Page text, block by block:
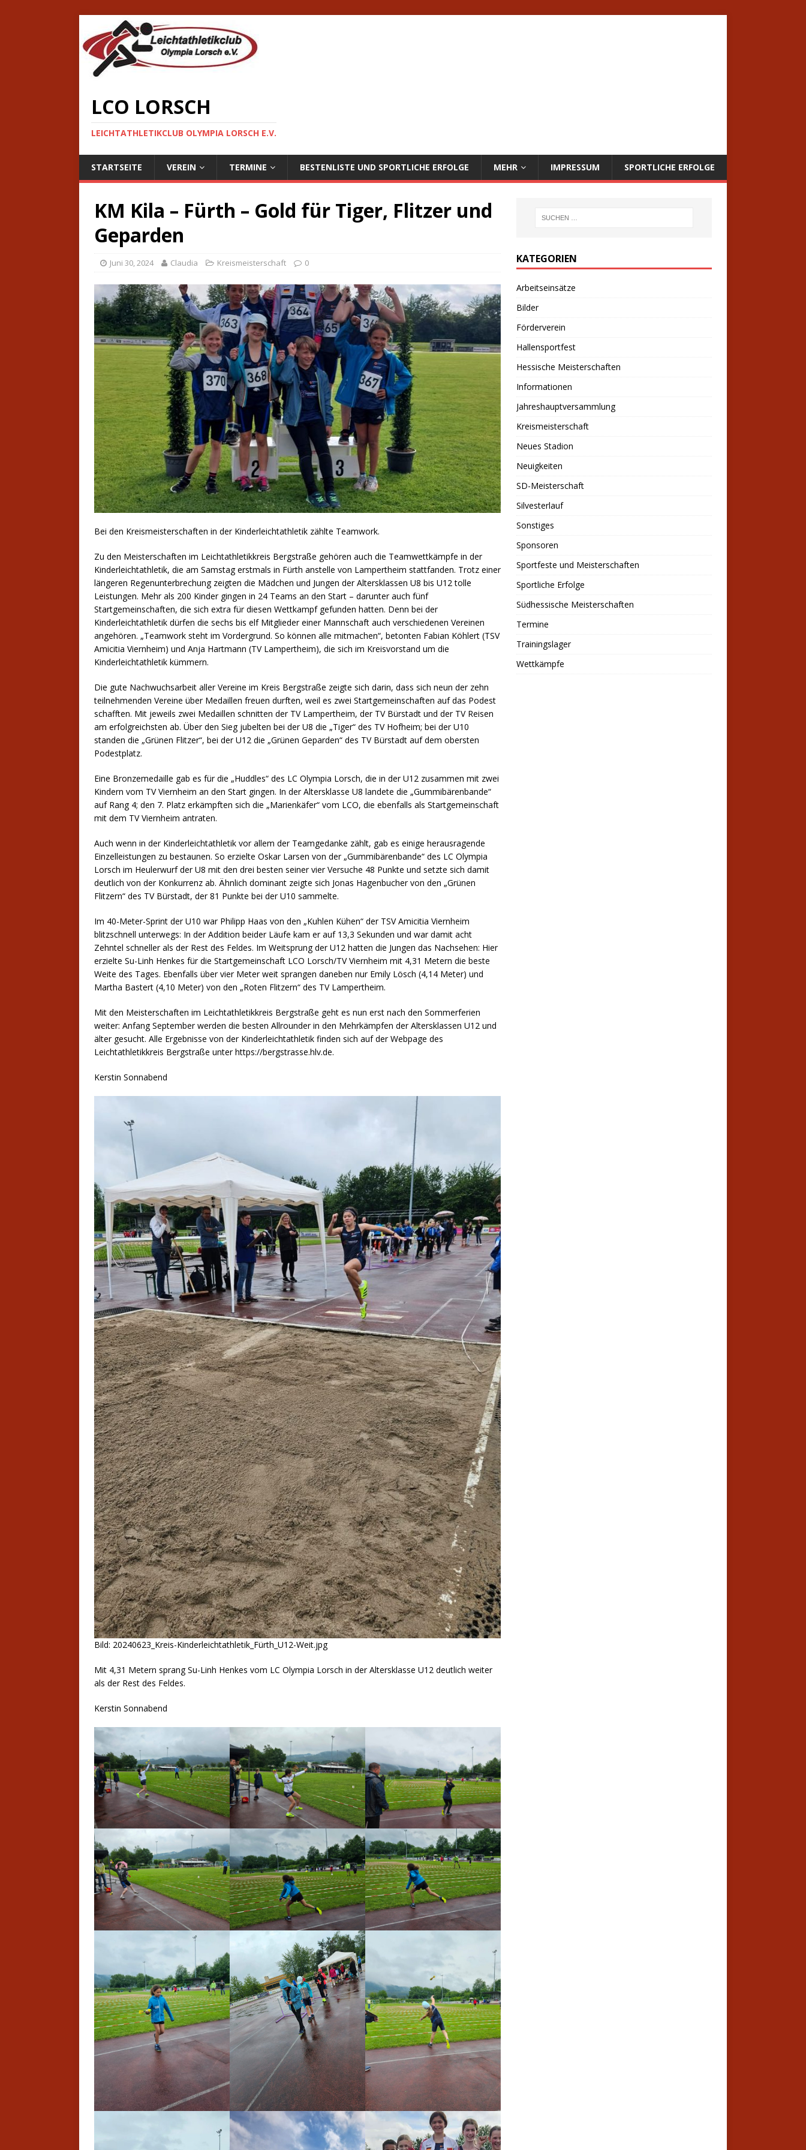
LCO LORSCH
LEICHTATHLETIKCLUB OLYMPIA LORSCH E.V.
STARTSEITE VEREIN TERMINE BESTENLISTE UND SPORTLICHE ERFOLGE MEHR IMPRESSUM SPORTLICHE ERFOLGE
KM Kila – Fürth – Gold für Tiger, Flitzer und
Geparden
Juni 30, 2024 Claudia Kreismeisterschaft 0
Bei den Kreismeisterschaften in der Kinderleichtathletik zählte Teamwork.
Zu den Meisterschaften im Leichtathletikkreis Bergstraße gehören auch die Teamwettkämpfe in der
Kinderleichtathletik, die am Samstag erstmals in Fürth anstelle von Lampertheim stattfanden. Trotz einer
längeren Regenunterbrechung zeigten die Mädchen und Jungen der Altersklassen U8 bis U12 tolle
Leistungen. Mehr als 200 Kinder gingen in 24 Teams an den Start – darunter auch fünf
Startgemeinschaften, die sich extra für diesen Wettkampf gefunden hatten. Denn bei der
Kinderleichtathletik dürfen die sechs bis elf Mitglieder einer Mannschaft auch verschiedenen Vereinen
angehören. „Teamwork steht im Vordergrund. So können alle mitmachen“, betonten Fabian Köhlert (TSV
Amicitia Viernheim) und Anja Hartmann (TV Lampertheim), die sich im Kreisvorstand um die
Kinderleichtathletik kümmern.
Die gute Nachwuchsarbeit aller Vereine im Kreis Bergstraße zeigte sich darin, dass sich neun der zehn
teilnehmenden Vereine über Medaillen freuen durften, weil es zwei Startgemeinschaften auf das Podest
schafften. Mit jeweils zwei Medaillen schnitten der TV Lampertheim, der TV Bürstadt und der TV Reisen
am erfolgreichsten ab. Über den Sieg jubelten bei der U8 die „Tiger“ des TV Hofheim; bei der U10
standen die „Grünen Flitzer“, bei der U12 die „Grünen Geparden“ des TV Bürstadt auf dem obersten
Podestplatz.
Eine Bronzemedaille gab es für die „Huddles“ des LC Olympia Lorsch, die in der U12 zusammen mit zwei
Kindern vom TV Viernheim an den Start gingen. In der Altersklasse U8 landete die „Gummibärenbande“
auf Rang 4; den 7. Platz erkämpften sich die „Marienkäfer“ vom LCO, die ebenfalls als Startgemeinschaft
mit dem TV Viernheim antraten.
Auch wenn in der Kinderleichtathletik vor allem der Teamgedanke zählt, gab es einige herausragende
Einzelleistungen zu bestaunen. So erzielte Oskar Larsen von der „Gummibärenbande“ des LC Olympia
Lorsch im Heulerwurf der U8 mit den drei besten seiner vier Versuche 48 Punkte und setzte sich damit
deutlich von der Konkurrenz ab. Ähnlich dominant zeigte sich Jonas Hagenbucher von den „Grünen
Flitzern“ des TV Bürstadt, der 81 Punkte bei der U10 sammelte.
Im 40-Meter-Sprint der U10 war Philipp Haas von den „Kuhlen Kühen“ der TSV Amicitia Viernheim
blitzschnell unterwegs: In der Addition beider Läufe kam er auf 13,3 Sekunden und war damit acht
Zehntel schneller als der Rest des Feldes. Im Weitsprung der U12 hatten die Jungen das Nachsehen: Hier
erzielte Su-Linh Henkes für die Startgemeinschaft LCO Lorsch/TV Viernheim mit 4,31 Metern die beste
Weite des Tages. Ebenfalls über vier Meter weit sprangen daneben nur Emily Lösch (4,14 Meter) und
Martha Bastert (4,10 Meter) von den „Roten Flitzern“ des TV Lampertheim.
Mit den Meisterschaften im Leichtathletikkreis Bergstraße geht es nun erst nach den Sommerferien
weiter: Anfang September werden die besten Allrounder in den Mehrkämpfen der Altersklassen U12 und
älter gesucht. Alle Ergebnisse von der Kinderleichtathletik finden sich auf der Webpage des
Leichtathletikkreis Bergstraße unter https://bergstrasse.hlv.de.
Kerstin Sonnabend
Bild: 20240623_Kreis-Kinderleichtathletik_Fürth_U12-Weit.jpg
Mit 4,31 Metern sprang Su-Linh Henkes vom LC Olympia Lorsch in der Altersklasse U12 deutlich weiter
als der Rest des Feldes.
Kerstin Sonnabend
KATEGORIEN
Arbeitseinsätze
Bilder
Förderverein
Hallensportfest
Hessische Meisterschaften
Informationen
Jahreshauptversammlung
Kreismeisterschaft
Neues Stadion
Neuigkeiten
SD-Meisterschaft
Silvesterlauf
Sonstiges
Sponsoren
Sportfeste und Meisterschaften
Sportliche Erfolge
Südhessische Meisterschaften
Termine
Trainingslager
Wettkämpfe